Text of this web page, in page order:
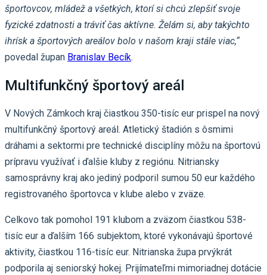
športovcov, mládež a všetkých, ktorí si chcú zlepšiť svoje
fyzické zdatnosti a tráviť čas aktívne. Želám si, aby takýchto
ihrísk a športových areálov bolo v našom kraji stále viac,“
povedal župan Branislav Becík.
Multifunkčný športový areál
V Nových Zámkoch kraj čiastkou 350-tisíc eur prispel na nový
multifunkčný športový areál. Atletický štadión s ôsmimi
dráhami a sektormi pre technické disciplíny môžu na športovú
prípravu využívať i ďalšie kluby z regiónu. Nitriansky
samosprávny kraj ako jediný podporil sumou 50 eur každého
registrovaného športovca v klube alebo v zväze.
Celkovo tak pomohol 191 klubom a zväzom čiastkou 538-
tisíc eur a ďalším 166 subjektom, ktoré vykonávajú športové
aktivity, čiastkou 116-tisíc eur. Nitrianska župa prvýkrát
podporila aj seniorský hokej. Prijímateľmi mimoriadnej dotácie